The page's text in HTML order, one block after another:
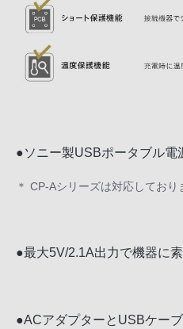
●ソニー製USBポータブル電
＊ CP-Aシリーズは対応しており
●最大5V/2.1A出力で機器に
●ACアダプターとUSBケー